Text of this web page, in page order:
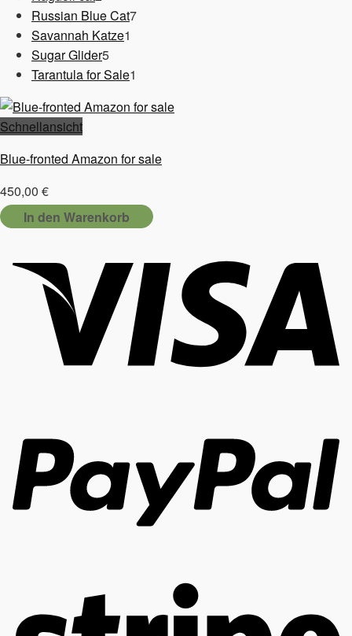
Produkte
Russian Blue Cat77
Savannah Katze1
Sugar Glider55
Produkte
Tarantula for Sale1
Schnellansicht
Blue-fronted Amazon for sale
450,00 €
In den Warenkorb